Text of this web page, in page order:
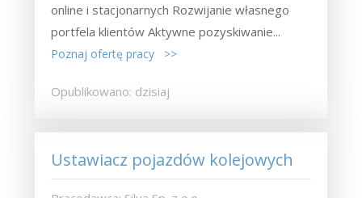
online i stacjonarnych Rozwijanie własnego
portfela klientów Aktywne pozyskiwanie...
Poznaj ofertę pracy >>
Opublikowano: dzisiaj
Ustawiacz pojazdów kolejowych